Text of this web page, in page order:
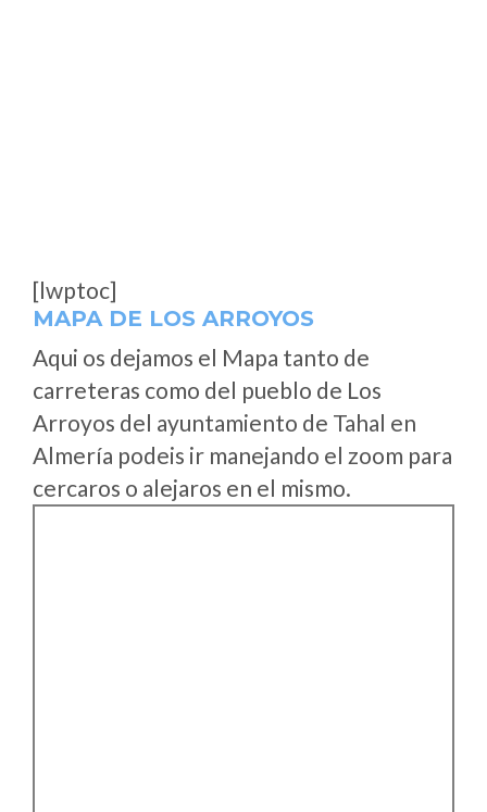
[lwptoc]
MAPA DE LOS ARROYOS
Aqui os dejamos el Mapa tanto de
carreteras como del pueblo de Los
Arroyos del ayuntamiento de Tahal en
Almería podeis ir manejando el zoom para
cercaros o alejaros en el mismo.